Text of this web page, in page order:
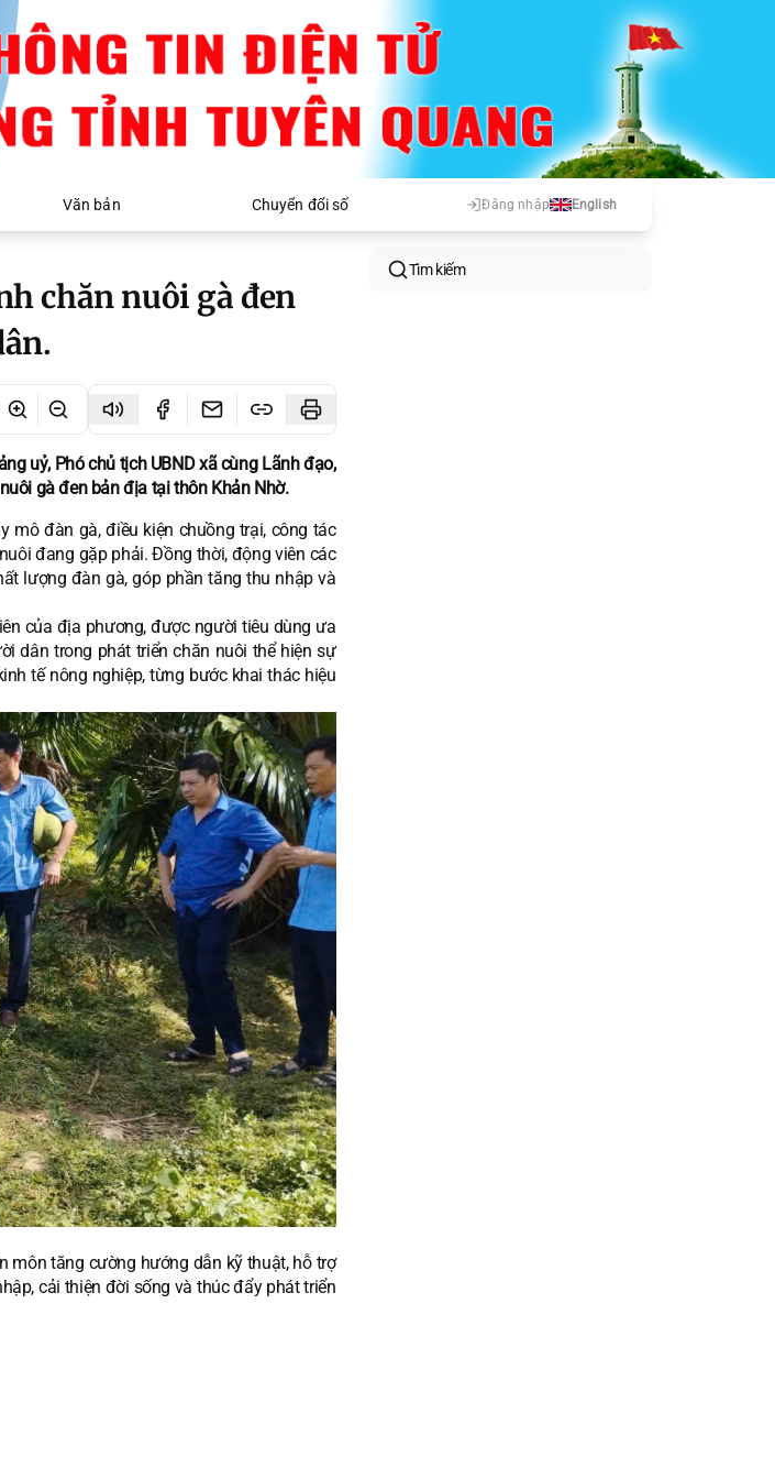
Văn bản Chuyển đổi số Đăng nhập English
chăn nuôi gà đen
uỷ, Phó chủ tịch UBND xã cùng Lãnh đạo,
gà đen bản địa tại thôn Khản Nhờ.
mô đàn gà, điều kiện chuồng trại, công tác
đang gặp phải. Đồng thời, động viên các
lượng đàn gà, góp phần tăng thu nhập và
của địa phương, được người tiêu dùng ưa
dân trong phát triển chăn nuôi thể hiện sự
tế nông nghiệp, từng bước khai thác hiệu
môn tăng cường hướng dẫn kỹ thuật, hỗ trợ
cải thiện đời sống và thúc đẩy phát triển
Tìm kiếm